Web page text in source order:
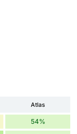
Atlas
54%